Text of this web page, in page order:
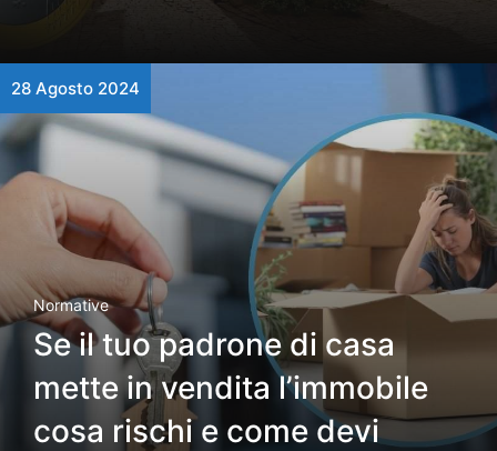
28 Agosto 2024
Normative
Se il tuo padrone di casa
mette in vendita l’immobile
cosa rischi e come devi